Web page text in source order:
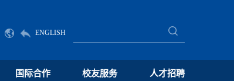
ENGLISH
国际合作 校友服务 人才招聘